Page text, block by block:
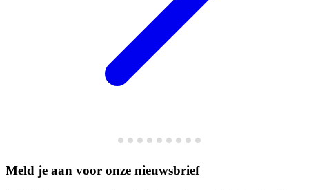
Meld je aan voor onze nieuwsbrief